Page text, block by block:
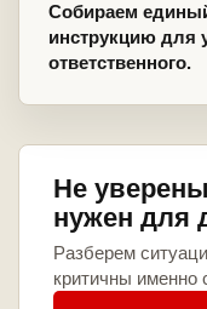
Собираем
инструкцию для
ответственного.
Не
нужен для
Разберем
критичны именно